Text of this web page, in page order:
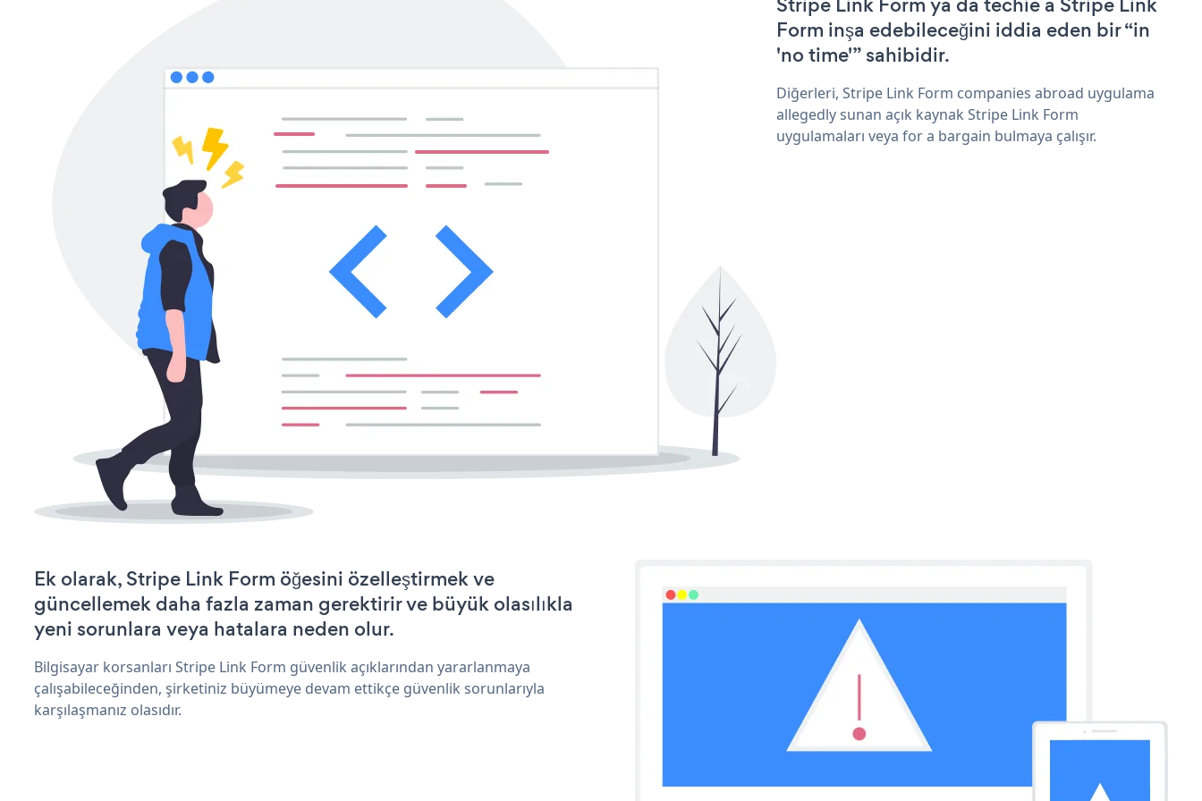
Form inşa edebileceğini iddia eden bir “in
'no time'” sahibidir.
Diğerleri, Stripe Link Form companies abroad uygulama
allegedly sunan açık kaynak Stripe Link Form
uygulamaları veya for a bargain bulmaya çalışır.
Ek olarak, Stripe Link Form öğesini özelleştirmek ve
güncellemek daha fazla zaman gerektirir ve büyük olasılıkla
yeni sorunlara veya hatalara neden olur.
Bilgisayar korsanları Stripe Link Form güvenlik açıklarından yararlanmaya
çalışabileceğinden, şirketiniz büyümeye devam ettikçe güvenlik sorunlarıyla
karşılaşmanız olasıdır.